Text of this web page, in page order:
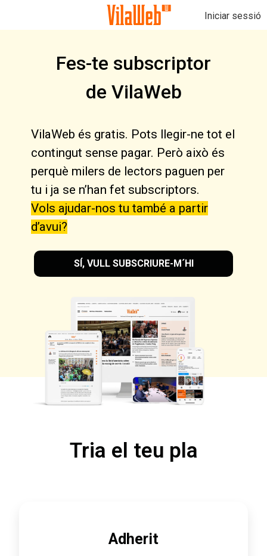
Iniciar sessió
Fes-te subscriptor
de VilaWeb
VilaWeb és gratis. Pots llegir-ne tot el
contingut sense pagar. Però això és
perquè milers de lectors paguen per
tu i ja se n’han fet subscriptors.
Vols ajudar-nos tu també a partir
d’avui?
SÍ, VULL SUBSCRIURE-M´HI
Tria el teu pla
Adherit